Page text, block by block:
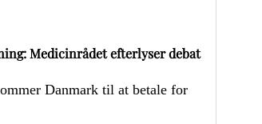
Medicinrådet efterlyser debat